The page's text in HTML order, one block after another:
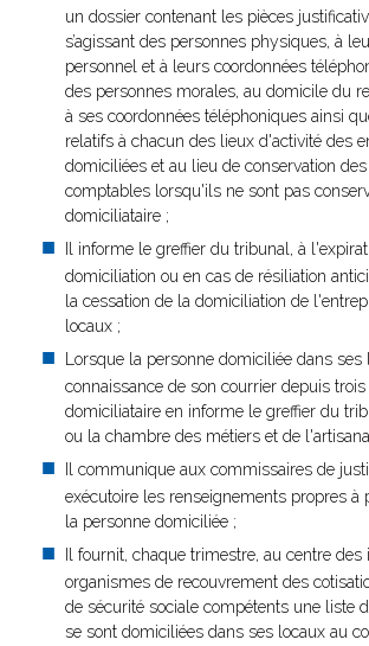
un dossier contenant les pièces
s’agissant des personnes physiques, à
personnel et à leurs coordonnées
des personnes morales, au domicile du
à ses coordonnées téléphoniques ainsi
relatifs à chacun des lieux d'activité des
domiciliées et au lieu de conservation
comptables lorsqu'ils ne sont pas
domiciliataire ;
Il informe le greffier du tribunal, à
domiciliation ou en cas de résiliation
la cessation de la domiciliation de
locaux ;
Lorsque la personne domiciliée dans
connaissance de son courrier depuis
domiciliataire en informe le greffier du
ou la chambre des métiers et de
Il communique aux commissaires de
exécutoire les renseignements propres à
la personne domiciliée ;
Il fournit, chaque trimestre, au centre
organismes de recouvrement des
de sécurité sociale compétents une liste
se sont domiciliées dans ses locaux au